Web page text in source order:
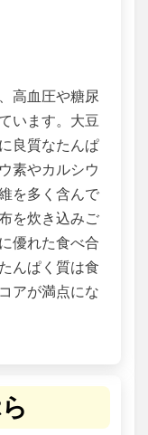
高血圧や糖尿
います。大豆
良質なたんぱ
素やカルシウ
を多く含んで
を炊き込みご
優れた食べ合
んぱく質は食
アが満点にな